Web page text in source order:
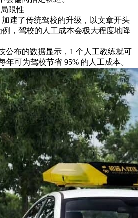
限性
速了传统驾校的升级，以文章开头
，驾校的人工成本会极大程度地降
公布的数据显示，1 个人工教练就可
年可为驾校节省 95% 的人工成本。